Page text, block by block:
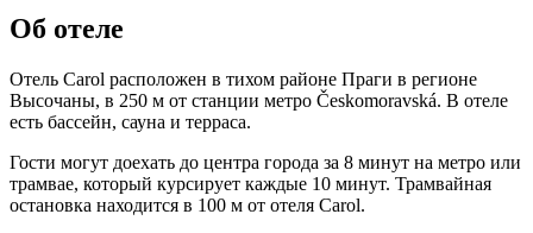
Об отеле
Отель Carol расположен в тихом районе Праги в регионе
Высочаны, в 250 м от станции метро Českomoravská. В отеле
есть бассейн, сауна и терраса.
Гости могут доехать до центра города за 8 минут на метро или
трамвае, который курсирует каждые 10 минут. Трамвайная
остановка находится в 100 м от отеля Carol.